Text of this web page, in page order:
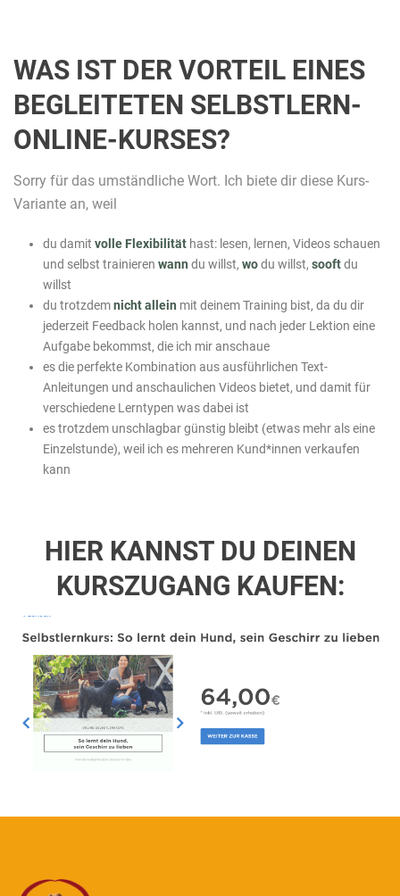
WAS IST DER VORTEIL EINES
BEGLEITETEN SELBSTLERN-
ONLINE-KURSES?
Sorry für das umständliche Wort. Ich biete dir diese Kurs-
Variante an, weil
du damit volle Flexibilitäthast: lesen, lernen, Videos schauen
und selbst trainieren wann du willst, wodu willst, sooftdu
willst
du trotzdemnicht allein mit deinem Training bist, da du dir
jederzeit Feedback holen kannst, und nach jeder Lektion eine
Aufgabe bekommst, die ich mir anschaue
es die perfekte Kombination aus ausführlichen Text-
Anleitungen und anschaulichen Videos bietet, und damit für
verschiedene Lerntypen was dabei ist
es trotzdem unschlagbar günstig bleibt (etwas mehr als eine
Einzelstunde), weil ich es mehreren Kund*innen verkaufen
kann
HIER KANNST DU DEINEN
KURSZUGANG KAUFEN: